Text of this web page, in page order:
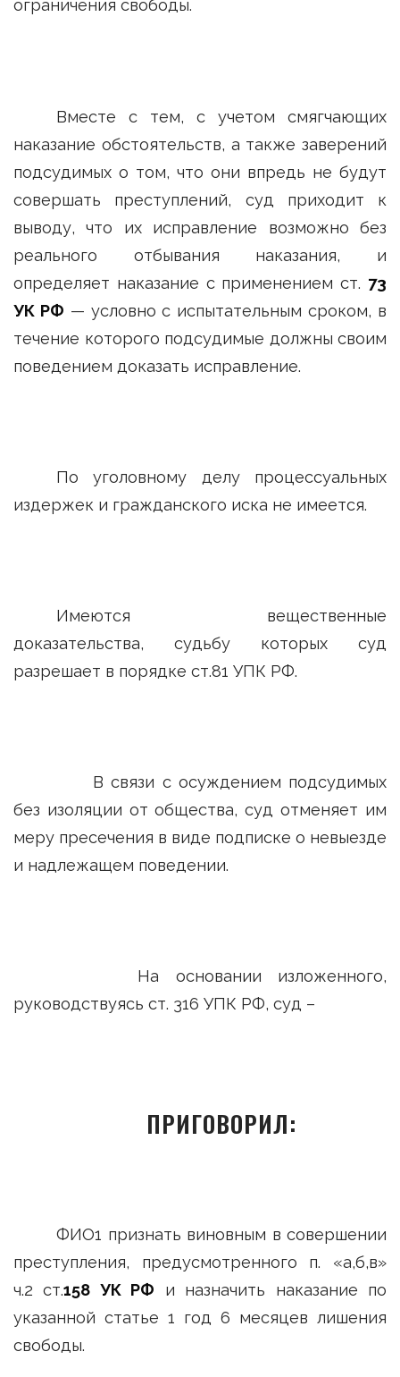
ограничения свободы.
Вместе с тем, с учетом смягчающих
наказание обстоятельств, а также заверений
подсудимых о том, что они впредь не будут
совершать преступлений, суд приходит к
выводу, что их исправление возможно без
реального отбывания наказания, и
определяет наказание с применением ст. 73
УК РФ — условно с испытательным сроком, в
течение которого подсудимые должны своим
поведением доказать исправление.
По уголовному делу процессуальных
издержек и гражданского иска не имеется.
Имеются вещественные
доказательства, судьбу которых суд
разрешает в порядке ст.81 УПК РФ.
В связи с осуждением подсудимых
без изоляции от общества, суд отменяет им
меру пресечения в виде подписке о невыезде
и надлежащем поведении.
На основании изложенного,
руководствуясь ст. 316 УПК РФ, суд –
ПРИГОВОРИЛ:
ФИО1 признать виновным в совершении
преступления, предусмотренного п. «а,б,в»
ч.2 ст.158 УК РФ и назначить наказание по
указанной статье 1 год 6 месяцев лишения
свободы.